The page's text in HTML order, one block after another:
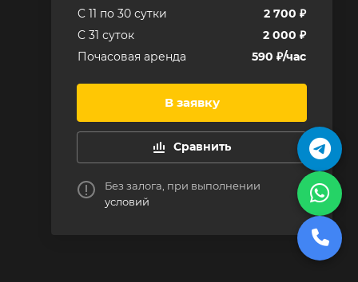
C 11 по 30 сутки
2 700 ₽
C 31 суток
2 000 ₽
Почасовая аренда
590 ₽/час
В заявку
Сравнить
Без залога, при выполнении
условий